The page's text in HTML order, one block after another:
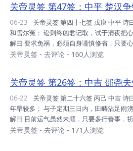
之，团结力大。 财利：今平稳 也，不宜着
事业：目下之境，盖世如是，过度开发，招
后续有望，较晚方至，宜珍惜之。 姻 缘：
者也，可以许...
关帝灵签 第47签：中平 楚汉
06-23
和雪尔冤； 讼则终凶君记取，试于清夜把
解曰 要求免祸，必须自身谨慎修省，只要
形。 问兴讼，不利，讼则终凶，应自反省
行，否则惨败。 家庭：人丁散落，为收束
财利：四面局势，不利世人，君亦在内，守
即可满足，经济恐慌，风靡全世。 升迁：
身，方可保安。 姻...
关帝灵签 - 去评论 - 160人浏览
关帝灵签 第26签：中吉 邵尧
06-22
年旱较多； 与子定期三日内，田畴沾足雨
解曰 目前运气虽然未顺，只要多行善事，
断曰 运势：春季未开，夏季见苞，忍至仲
关帝灵签 - 去评论 - 171人浏览